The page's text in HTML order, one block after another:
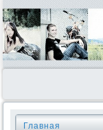
Главная